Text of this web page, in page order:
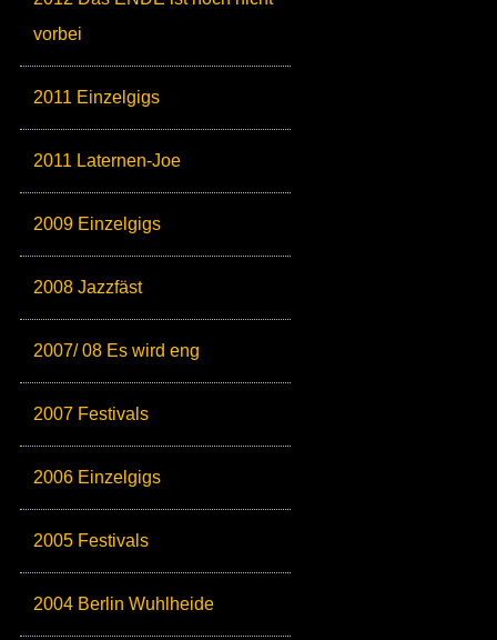
vorbei
2011 Einzelgigs
2011 Laternen-Joe
2009 Einzelgigs
2008 Jazzfäst
2007/ 08 Es wird eng
2007 Festivals
2006 Einzelgigs
2005 Festivals
2004 Berlin Wuhlheide